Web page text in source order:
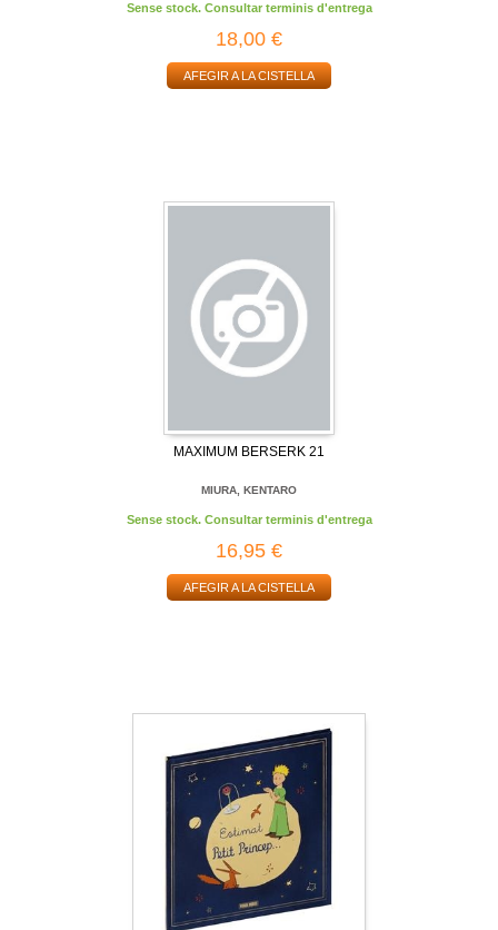
Sense stock. Consultar terminis d'entrega
18,00 €
AFEGIR A LA CISTELLA
MAXIMUM BERSERK 21
MIURA, KENTARO
Sense stock. Consultar terminis d'entrega
16,95 €
AFEGIR A LA CISTELLA